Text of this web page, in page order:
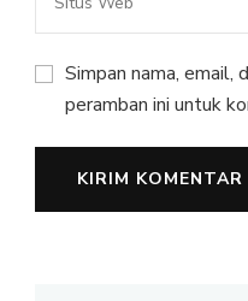
Simpan nama, email,
peramban ini untuk